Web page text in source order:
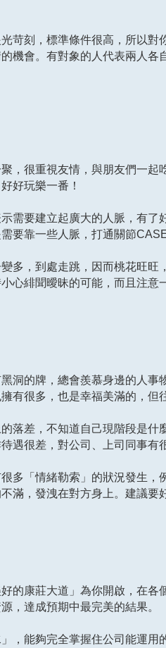
苛刻，標準條件很高，所以
機會。有對象的人代表兩人
，很重視友情，與朋友們一
好玩樂一番！
需要建立起廣大的人脈，有
要靠一些人脈，打通關節
多，到處走跳，因而桃花旺
心緋聞曖昧的可能，而且注意
洞的牌，總會羨慕身邊的人
有很多，也是幸福美滿的，但
落差，不知道自己現階段是
遇很差，對公司、上司同事有
多「情緒勒索」的狀況發生
滿，發洩在對方身上。建議要
的康莊大道」為你開啟，在
，達成預期中最完美的結果。
，能夠完全掌握住公司能運